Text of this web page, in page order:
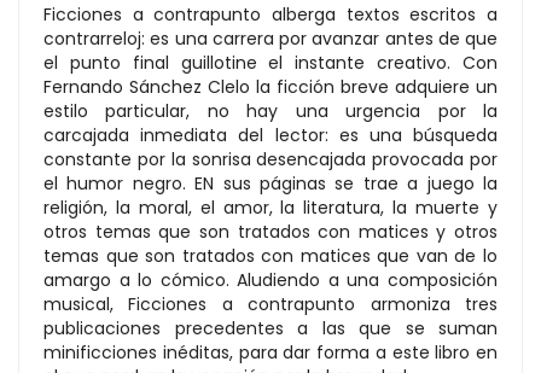
Ficciones a contrapunto alberga textos escritos a
contrarreloj: es una carrera por avanzar antes de que
el punto final guillotine el instante creativo. Con
Fernando Sánchez Clelo la ficción breve adquiere un
estilo particular, no hay una urgencia por la
carcajada inmediata del lector: es una búsqueda
constante por la sonrisa desencajada provocada por
el humor negro. EN sus páginas se trae a juego la
religión, la moral, el amor, la literatura, la muerte y
otros temas que son tratados con matices y otros
temas que son tratados con matices que van de lo
amargo a lo cómico. Aludiendo a una composición
musical, Ficciones a contrapunto armoniza tres
publicaciones precedentes a las que se suman
minificciones inéditas, para dar forma a este libro en